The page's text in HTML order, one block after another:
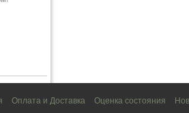
Оплата и Доставка Оценка состояния